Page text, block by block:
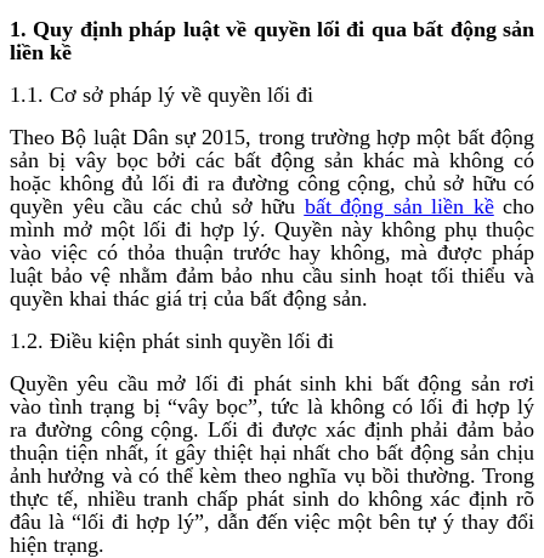
1. Quy định pháp luật về quyền lối đi qua bất động sản
liền kề
1.1. Cơ sở pháp lý về quyền lối đi
Theo Bộ luật Dân sự 2015, trong trường hợp một bất động
sản bị vây bọc bởi các bất động sản khác mà không có
hoặc không đủ lối đi ra đường công cộng, chủ sở hữu có
quyền yêu cầu các chủ sở hữu bất động sản liền kềcho
mình mở một lối đi hợp lý. Quyền này không phụ thuộc
vào việc có thỏa thuận trước hay không, mà được pháp
luật bảo vệ nhằm đảm bảo nhu cầu sinh hoạt tối thiểu và
quyền khai thác giá trị của bất động sản.
1.2. Điều kiện phát sinh quyền lối đi
Quyền yêu cầu mở lối đi phát sinh khi bất động sản rơi
vào tình trạng bị “vây bọc”, tức là không có lối đi hợp lý
ra đường công cộng. Lối đi được xác định phải đảm bảo
thuận tiện nhất, ít gây thiệt hại nhất cho bất động sản chịu
ảnh hưởng và có thể kèm theo nghĩa vụ bồi thường. Trong
thực tế, nhiều tranh chấp phát sinh do không xác định rõ
đâu là “lối đi hợp lý”, dẫn đến việc một bên tự ý thay đổi
hiện trạng.